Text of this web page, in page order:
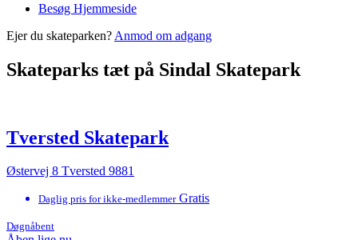
Besøg Hjemmeside
Ejer du skateparken? Anmod om adgang
Skateparks tæt på Sindal Skatepark
Tversted Skatepark
Østervej 8 Tversted 9881
Daglig pris for ikke-medlemmer Gratis
Døgnåbent